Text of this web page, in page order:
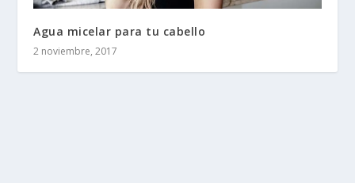
Agua micelar para tu cabello
2 noviembre, 2017